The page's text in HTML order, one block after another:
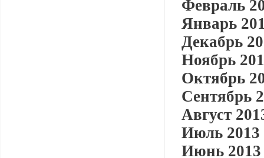
Февраль
Январь
Декабрь
Ноябрь
Октябрь
Сентябрь
Август
Июль 2013
Июнь 2013